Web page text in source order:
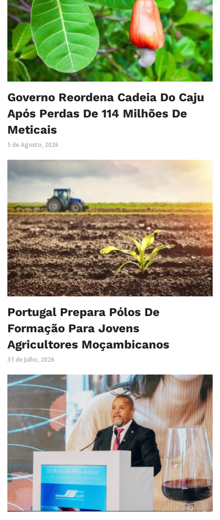
Governo Reordena Cadeia Do Caju
Após Perdas De 114 Milhões De
Meticais
5 de Agosto, 2026
Portugal Prepara Pólos De
Formação Para Jovens
Agricultores Moçambicanos
31 de Julho, 2026